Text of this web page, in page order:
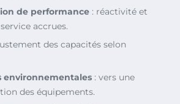
de performance : réactivité et
accrues.
des capacités selon
environnementales : vers une
des équipements.